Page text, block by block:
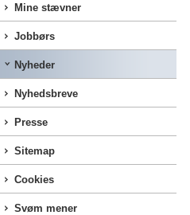
Mine stævner
Jobbørs
Nyheder
Nyhedsbreve
Presse
Sitemap
Cookies
Svøm mener